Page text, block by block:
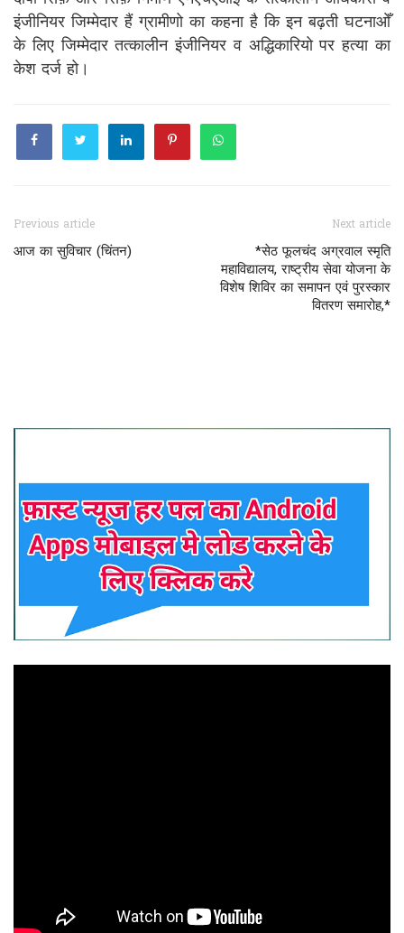
इंजीनियर जिम्मेदार हैं ग्रामीणो का कहना है कि इन बढ़ती घटनाओँ
के लिए जिम्मेदार तत्कालीन इंजीनियर व अद्धिकारियो पर हत्या का
केश दर्ज हो।
Previous article
आज का सुविचार (चिंतन)
Next article
*सेठ फूलचंद अग्रवाल स्मृति
महाविद्यालय, राष्ट्रीय सेवा योजना के
विशेष शिविर का समापन एवं पुरस्कार
वितरण समारोह,*